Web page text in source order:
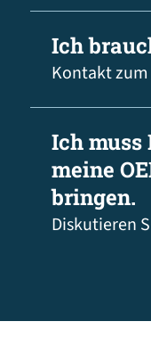
Ich
Kontakt
Ich
meine
bringen.
Diskutieren